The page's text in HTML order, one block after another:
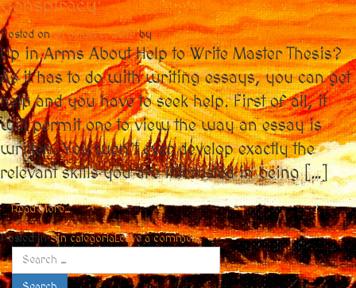
Conspiracy
Posted on31 octubre, 2019by
Up in Arms About Help to Write Master Thesis?
As it has to do with writing essays, you can get
help and you have to seek help. First of all, it
will permit one to view the way an essay is
written. You won’t ever develop exactly the
relevant skills you are interested in being […]
Read More…
Posted inSin categoríaLeave a comment
Search